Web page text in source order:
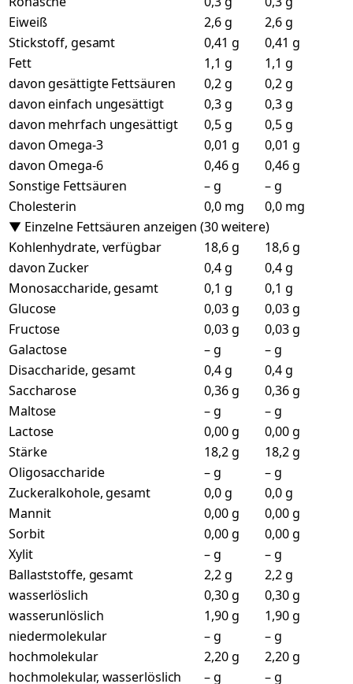
Eiweiß
2,6 g
2,6 g
Stickstoff, gesamt
0,41 g
0,41 g
Fett
1,1 g
1,1 g
davon gesättigte Fettsäuren
0,2 g
0,2 g
davon einfach ungesättigt
0,3 g
0,3 g
davon mehrfach ungesättigt
0,5 g
0,5 g
davon Omega-3
0,01 g
0,01 g
davon Omega-6
0,46 g
0,46 g
Sonstige Fettsäuren
– g
– g
Cholesterin
0,0 mg
0,0 mg
▼ Einzelne Fettsäuren anzeigen (30 weitere)
Kohlenhydrate, verfügbar
18,6 g
18,6 g
davon Zucker
0,4 g
0,4 g
Monosaccharide, gesamt
0,1 g
0,1 g
Glucose
0,03 g
0,03 g
Fructose
0,03 g
0,03 g
Galactose
– g
– g
Disaccharide, gesamt
0,4 g
0,4 g
Saccharose
0,36 g
0,36 g
Maltose
– g
– g
Lactose
0,00 g
0,00 g
Stärke
18,2 g
18,2 g
Oligosaccharide
– g
– g
Zuckeralkohole, gesamt
0,0 g
0,0 g
Mannit
0,00 g
0,00 g
Sorbit
0,00 g
0,00 g
Xylit
– g
– g
Ballaststoffe, gesamt
2,2 g
2,2 g
wasserlöslich
0,30 g
0,30 g
wasserunlöslich
1,90 g
1,90 g
niedermolekular
– g
– g
hochmolekular
2,20 g
2,20 g
hochmolekular, wasserlöslich
– g
– g